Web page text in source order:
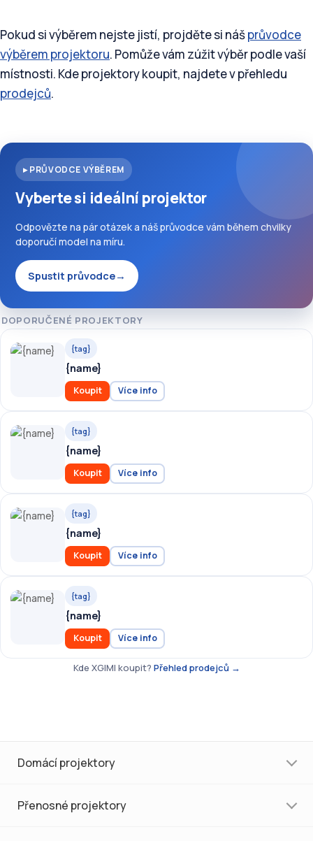
Pokud si výběrem nejste jistí, projděte si nášprůvodce
výběrem projektoru. Pomůže vám zúžit výběr podle vaší
místnosti. Kde projektory koupit, najdete v přehledu
prodejců.
▸ PRŮVODCE VÝBĚREM
Vyberte si ideální projektor
Odpovězte na pár otázek a náš průvodce vám během chvilky
doporučí model na míru.
Spustit průvodce→
DOPORUČENÉ PROJEKTORY
{tag}
{name}
Koupit Více info
{tag}
{name}
Koupit Více info
{tag}
{name}
Koupit Více info
{tag}
{name}
Koupit Více info
Kde XGIMI koupit? Přehled prodejců →
Domácí projektory
Přenosné projektory